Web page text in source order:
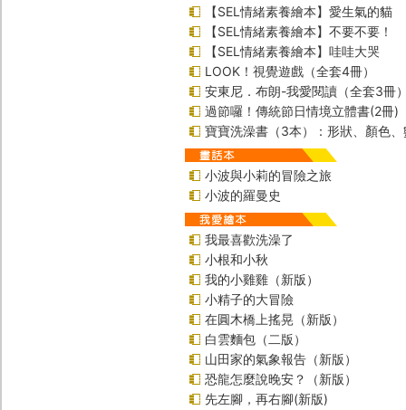
【SEL情緒素養繪本】愛生氣的貓
【SEL情緒素養繪本】不要不要！
【SEL情緒素養繪本】哇哇大哭
LOOK！視覺遊戲（全套4冊）
安東尼．布朗-我愛閱讀（全套3冊
過節囉！傳統節日情境立體書(2冊)
寶寶洗澡書（3本）：形狀、顏色、
小波與小莉的冒險之旅
小波的羅曼史
我最喜歡洗澡了
小根和小秋
我的小雞雞（新版）
小精子的大冒險
在圓木橋上搖晃（新版）
白雲麵包（二版）
山田家的氣象報告（新版）
恐龍怎麼說晚安？（新版）
先左腳，再右腳(新版)